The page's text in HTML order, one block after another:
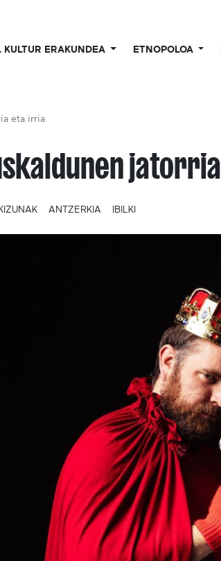
KULTUR ERAKUNDEA ETNOPOLOA
eta irria
ANTZERKIA IBILKI